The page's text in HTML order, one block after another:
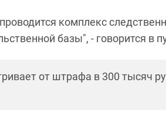
комплекс
базы", - говорится в
от штрафа в 300 тысяч